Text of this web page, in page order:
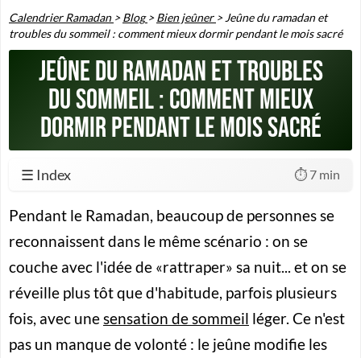
Calendrier Ramadan >Blog >Bien jeûner > Jeûne du ramadan et
troubles du sommeil : comment mieux dormir pendant le mois sacré
Jeûne du ramadan et troubles
du sommeil : comment mieux
dormir pendant le mois sacré
☰ Index ⏱️ 7 min
Pendant le Ramadan, beaucoup de personnes se
reconnaissent dans le même scénario : on se
couche avec l'idée de «rattraper» sa nuit... et on se
réveille plus tôt que d'habitude, parfois plusieurs
fois, avec unesensation de sommeil léger. Ce n'est
pas un manque de volonté : le jeûne modifie les